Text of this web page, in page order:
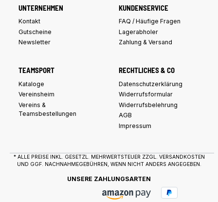
UNTERNEHMEN
Kontakt
Gutscheine
Newsletter
KUNDENSERVICE
FAQ / Häufige Fragen
Lagerabholer
Zahlung & Versand
TEAMSPORT
Kataloge
Vereinsheim
Vereins &
Teamsbestellungen
RECHTLICHES & CO
Datenschutzerklärung
Widerrufsformular
Widerrufsbelehrung
AGB
Impressum
* ALLE PREISE INKL. GESETZL. MEHRWERTSTEUER ZZGL. VERSANDKOSTEN
UND GGF. NACHNAHMEGEBÜHREN, WENN NICHT ANDERS ANGEGEBEN.
UNSERE ZAHLUNGSARTEN